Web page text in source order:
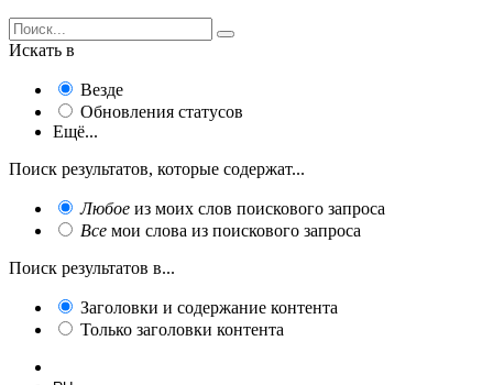
Искать в
Везде
Обновления статусов
Ещё...
Поиск результатов, которые содержат...
Любое из моих слов поискового запроса
Все мои слова из поискового запроса
Поиск результатов в...
Заголовки и содержание контента
Только заголовки контента